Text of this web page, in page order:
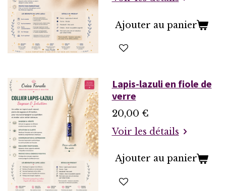
Ajouter au panier
Lapis-lazuli en fiole de
verre
20,00 €
Voir les détails
Ajouter au panier